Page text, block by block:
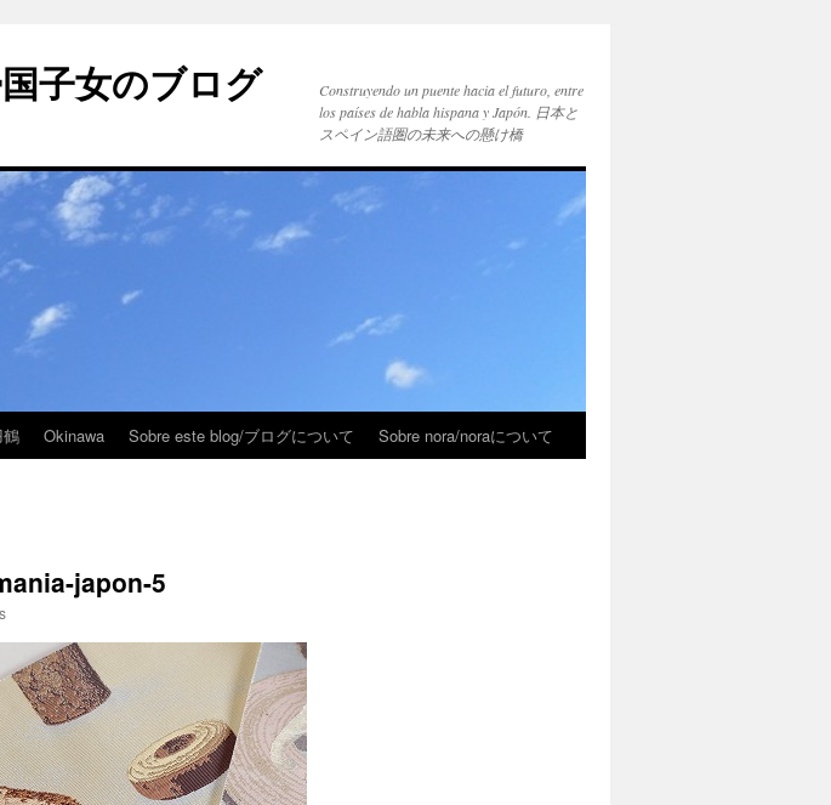
子女のブログ
Construyendo un puente hacia el futuro, entre
los países de habla hispana y Japón. 日本と
スペイン語圏の未来への懸け橋
Okinawa Sobre este blog/ブログについて Sobre nora/noraについて
japon-5